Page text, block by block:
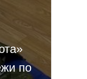
по